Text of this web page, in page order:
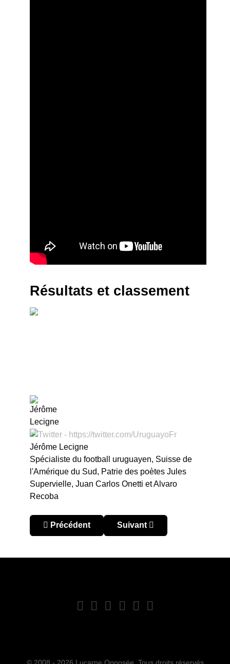
Résultats et classement
Jérôme Lecigne
Spécialiste du football uruguayen, Suisse de
l'Amérique du Sud, Patrie des poètes Jules
Supervielle, Juan Carlos Onetti et Alvaro
Recoba
Article précédent : Uruguay – Apertura 2024 :
Précédent Article suivant : Uruguay –
Suivant